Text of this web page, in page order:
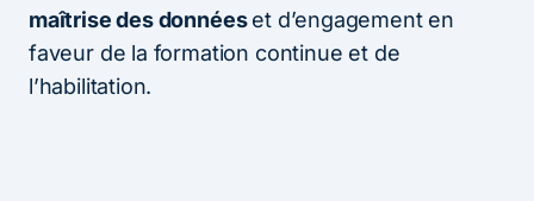
maîtrise des donnéeset d’engagement en
faveur de la formation continue et de
l’habilitation.